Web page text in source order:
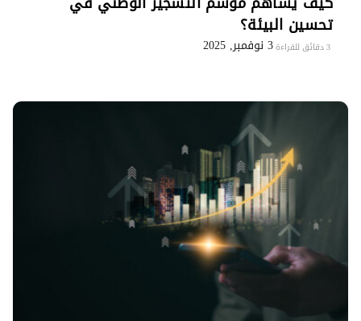
تحسين البيئة؟
3 دقائق للقراءة 3 نوفمبر, 2025